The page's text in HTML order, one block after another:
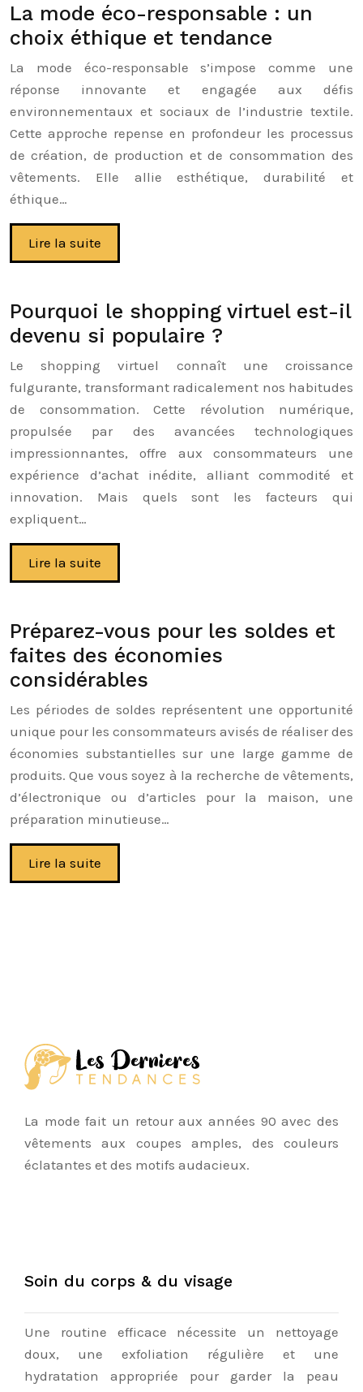
La mode éco-responsable : un
choix éthique et tendance
La mode éco-responsable s’impose comme une
réponse innovante et engagée aux défis
environnementaux et sociaux de l’industrie textile.
Cette approche repense en profondeur les processus
de création, de production et de consommation des
vêtements. Elle allie esthétique, durabilité et
éthique…
Lire la suite
Pourquoi le shopping virtuel est-il
devenu si populaire ?
Le shopping virtuel connaît une croissance
fulgurante, transformant radicalement nos habitudes
de consommation. Cette révolution numérique,
propulsée par des avancées technologiques
impressionnantes, offre aux consommateurs une
expérience d’achat inédite, alliant commodité et
innovation. Mais quels sont les facteurs qui
expliquent…
Lire la suite
Préparez-vous pour les soldes et
faites des économies
considérables
Les périodes de soldes représentent une opportunité
unique pour les consommateurs avisés de réaliser des
économies substantielles sur une large gamme de
produits. Que vous soyez à la recherche de vêtements,
d’électronique ou d’articles pour la maison, une
préparation minutieuse…
Lire la suite
La mode fait un retour aux années 90 avec des
vêtements aux coupes amples, des couleurs
éclatantes et des motifs audacieux.
Soin du corps & du visage
Une routine efficace nécessite un nettoyage
doux, une exfoliation régulière et une
hydratation appropriée pour garder la peau